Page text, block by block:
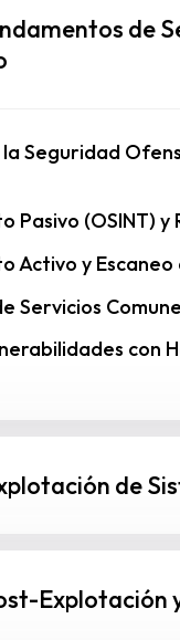
de
Seguridad
Pasivo (OSINT)
Activo y Escaneo
Servicios
con
de
Explotación